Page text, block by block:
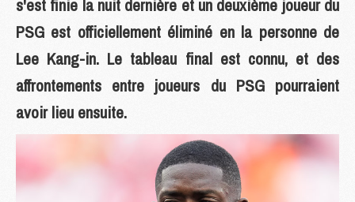
s'est finie la nuit dernière et un deuxième joueur du
PSG est officiellement éliminé en la personne de
Lee Kang-in. Le tableau final est connu, et des
affrontements entre joueurs du PSG pourraient
avoir lieu ensuite.